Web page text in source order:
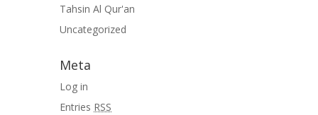
Tahsin Al Qur'an
Uncategorized
Meta
Log in
Entries RSS